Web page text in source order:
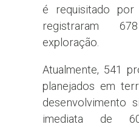
é requisitado por
registraram
exploração.
Atualmente, 541
planejados em
desenvolvimento
imediata de